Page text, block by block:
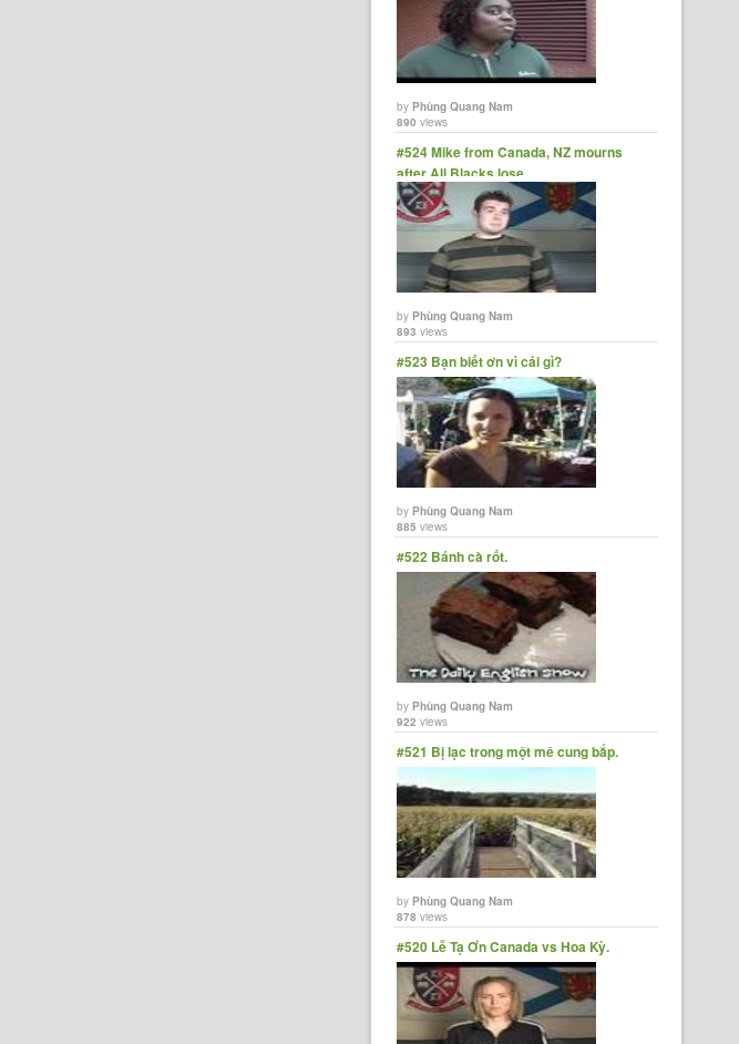
byPhùng Quang Nam
890 views
#524 Mike from Canada, NZ mourns
after All Blacks lose
byPhùng Quang Nam
893 views
#523 Bạn biết ơn vì cái gì?
byPhùng Quang Nam
885 views
#522 Bánh cà rốt.
byPhùng Quang Nam
922 views
#521 Bị lạc trong một mê cung bắp.
byPhùng Quang Nam
878 views
#520 Lễ Tạ Ơn Canada vs Hoa Kỳ.